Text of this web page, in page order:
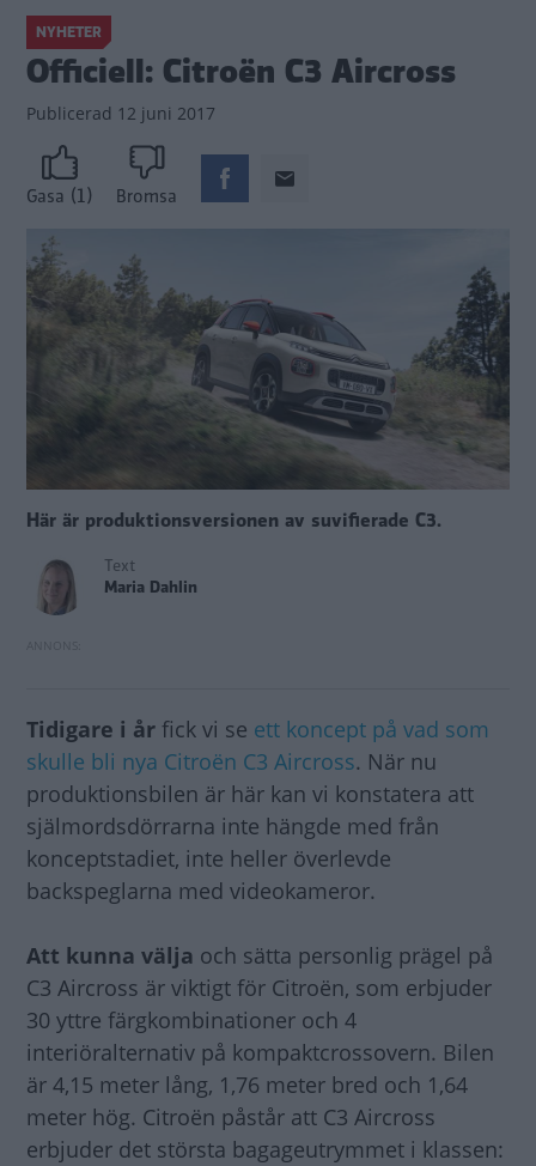
NYHETER
Officiell: Citroën C3 Aircross
Publicerad 12 juni 2017
Gasa (1) Bromsa
Här är produktionsversionen av suvifierade C3.
Text
Maria Dahlin
Tidigare i år fick vi se ett koncept på vad som
skulle bli nya Citroën C3 Aircross. När nu
produktionsbilen är här kan vi konstatera att
själmordsdörrarna inte hängde med från
konceptstadiet, inte heller överlevde
backspeglarna med videokameror.
Att kunna välja och sätta personlig prägel på
C3 Aircross är viktigt för Citroën, som erbjuder
30 yttre färgkombinationer och 4
interiöralternativ på kompaktcrossovern. Bilen
är 4,15 meter lång, 1,76 meter bred och 1,64
meter hög. Citroën påstår att C3 Aircross
erbjuder det största bagageutrymmet i klassen: